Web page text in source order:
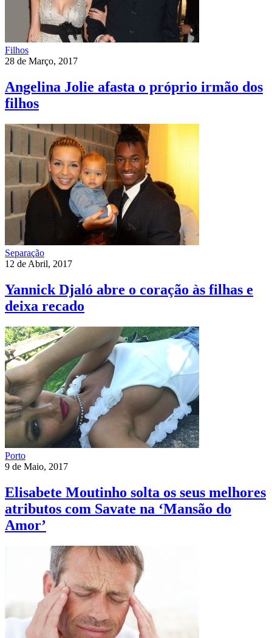
Filhos
28 de Março, 2017
Angelina Jolie afasta o próprio irmão dos
filhos
Separação
12 de Abril, 2017
Yannick Djaló abre o coração às filhas e
deixa recado
Porto
9 de Maio, 2017
Elisabete Moutinho solta os seus melhores
atributos com Savate na ‘Mansão do
Amor’